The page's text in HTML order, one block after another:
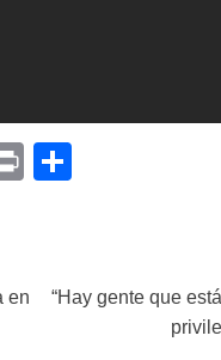
Print
en
“Hay gente que